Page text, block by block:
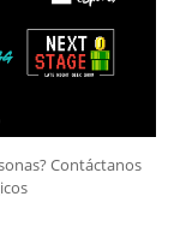
Contáctanos